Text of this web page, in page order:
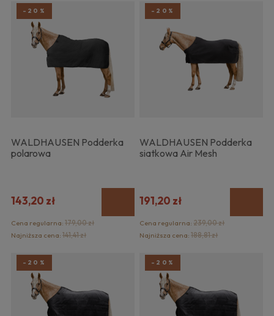
WALDHAUSEN Podderka
polarowa
143,20 zł
Cena regularna: 179,00 zł
Najniższa cena: 141,41 zł
-20%
WALDHAUSEN Podderka
siatkowa Air Mesh
191,20 zł
Cena regularna:239,00 zł
Najniższa cena:188,81 zł
-20%
-20% -20%